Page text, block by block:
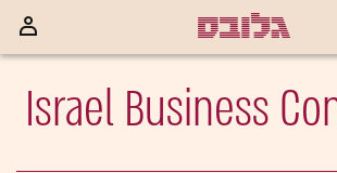
Israel Business